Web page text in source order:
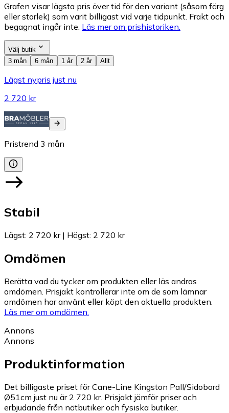
Grafen visar lägsta pris över tid för den variant (såsom färg
eller storlek) som varit billigast vid varje tidpunkt. Frakt och
begagnat ingår inte. Läs mer om prishistoriken.
Välj butik
3 mån
6 mån 1 år 2 år Allt
Lägst nypris just nu
2 720 kr
Pristrend 3 mån
Stabil
Lägst: 2 720 kr| Högst: 2 720 kr
Omdömen
Berätta vad du tycker om produkten eller läs andras
omdömen. Prisjakt kontrollerar inte om de som lämnar
omdömen har använt eller köpt den aktuella produkten.
Läs mer om omdömen.
Annons
Annons
Produktinformation
Det billigaste priset för Cane-Line Kingston Pall/Sidobord
Ø51cm just nu är 2 720 kr. Prisjakt jämför priser och
erbjudande från nätbutiker och fysiska butiker.